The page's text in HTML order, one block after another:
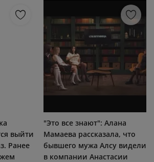
выйти
Ранее
"Это все знают": Алана
Мамаева рассказала, что
бывшего мужа Алсу видели
в компании Анастасии